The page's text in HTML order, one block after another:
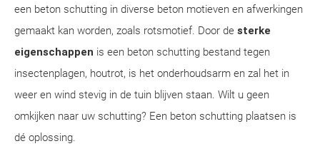
een beton schutting in diverse beton motieven en afwerkingen
gemaakt kan worden, zoals rotsmotief. Door de sterke
eigenschappen is een beton schutting bestand tegen
insectenplagen, houtrot, is het onderhoudsarm en zal het in
weer en wind stevig in de tuin blijven staan. Wilt u geen
omkijken naar uw schutting? Een beton schutting plaatsen is
dé oplossing.